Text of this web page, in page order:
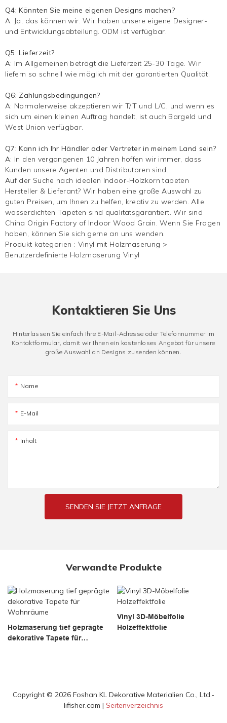
Q4: Könnten Sie meine eigenen Designs machen?
A: Ja, das können wir. Wir haben unsere eigene Designer-
und Entwicklungsabteilung. ODM ist verfügbar.
Q5: Lieferzeit?
A: Im Allgemeinen beträgt die Lieferzeit 25-30 Tage. Wir
liefern so schnell wie möglich mit der garantierten Qualität.
Q6: Zahlungsbedingungen?
A: Normalerweise akzeptieren wir T/T und L/C, und wenn es
sich um einen kleinen Auftrag handelt, ist auch Bargeld und
West Union verfügbar.
Q7: Kann ich Ihr Händler oder Vertreter in meinem Land sein?
A: In den vergangenen 10 Jahren hoffen wir immer, dass
Kunden unsere Agenten und Distributoren sind.
Auf der Suche nach idealen Indoor-Holzkorn tapeten
Hersteller & Lieferant? Wir haben eine große Auswahl zu
guten Preisen, um Ihnen zu helfen, kreativ zu werden. Alle
wasserdichten Tapeten sind qualitätsgarantiert. Wir sind
China Origin Factory of Indoor Wood Grain. Wenn Sie Fragen
haben, können Sie sich gerne an uns wenden.
Produkt kategorien : Vinyl mit Holzmaserung >
Benutzerdefinierte Holzmaserung Vinyl
Kontaktieren Sie Uns
Hinterlassen Sie einfach Ihre E-Mail-Adresse oder Telefonnummer im
Kontaktformular, damit wir Ihnen ein kostenloses Angebot für unsere
große Auswahl an Designs zusenden können.
Name
E-Mail
Inhalt
SENDEN SIE JETZT ANFRAGE
Verwandte Produkte
Holzmaserung tief geprägte
dekorative Tapete für
Vinyl 3D-Möbelfolie
Holzeffektfolie
Copyright © 2026 Foshan KL Dekorative Materialien Co., Ltd.-
lifisher.com | Seitenverzeichnis